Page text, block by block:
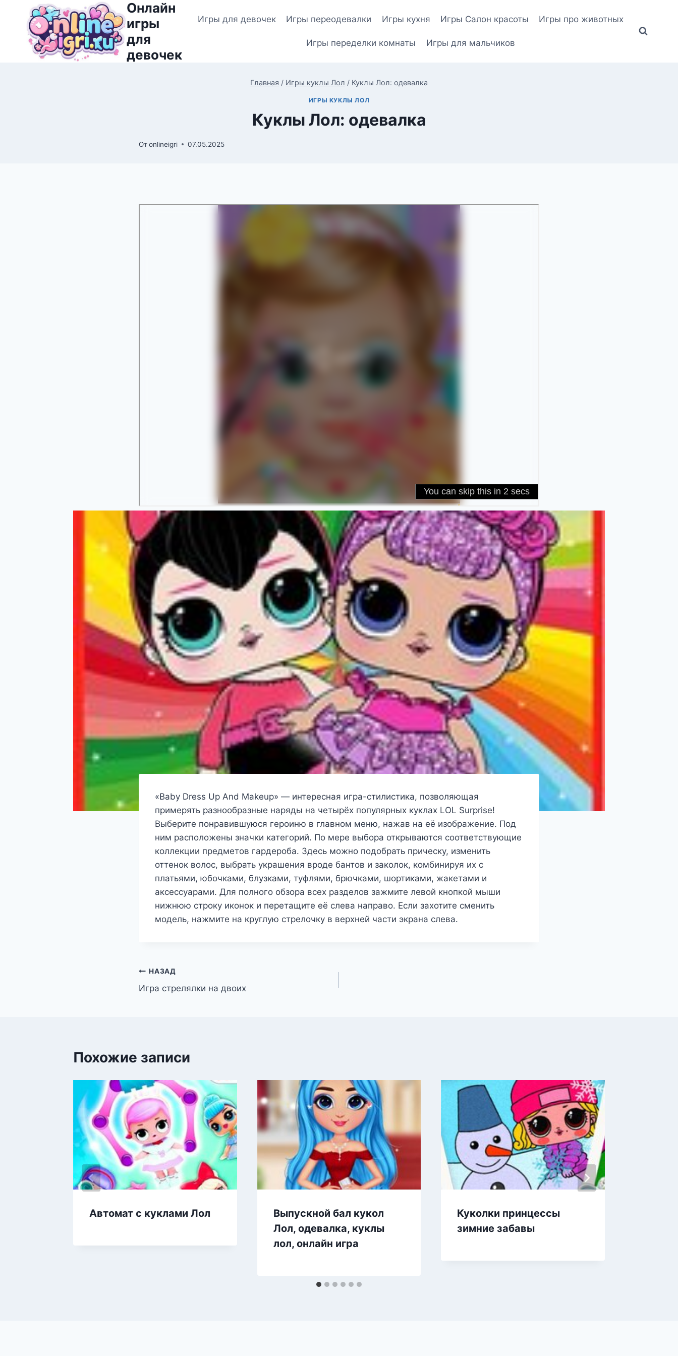
Перейти
содержимому
Онлайн
игры
для
девочек
Игры для девочек Игры переодевалки Игры кухня Игры Салон красоты Игры про животных
Игры переделки комнаты Игры для мальчиков
Главная / Игры куклы Лол / Куклы Лол: одевалка
ИГРЫ КУКЛЫ ЛОЛ
Куклы Лол: одевалка
Отonlineigri 07.05.2025
«Baby Dress Up And Makeup» — интересная игра-стилистика, позволяющая
примерять разнообразные наряды на четырёх популярных куклах LOL Surprise!
Выберите понравившуюся героиню в главном меню, нажав на её изображение. Под
ним расположены значки категорий. По мере выбора открываются соответствующие
коллекции предметов гардероба. Здесь можно подобрать прическу, изменить
оттенок волос, выбрать украшения вроде бантов и заколок, комбинируя их с
платьями, юбочками, блузками, туфлями, брючками, шортиками, жакетами и
аксессуарами. Для полного обзора всех разделов зажмите левой кнопкой мыши
нижнюю строку иконок и перетащите её слева направо. Если захотите сменить
модель, нажмите на круглую стрелочку в верхней части экрана слева.
Навигация
по
НАЗАД
Игра стрелялки на двоих
Похожие записи
Автомат с куклами Лол
Выпускной бал кукол
Лол, одевалка, куклы
лол, онлайн игра
Куколки принцессы
зимние забавы